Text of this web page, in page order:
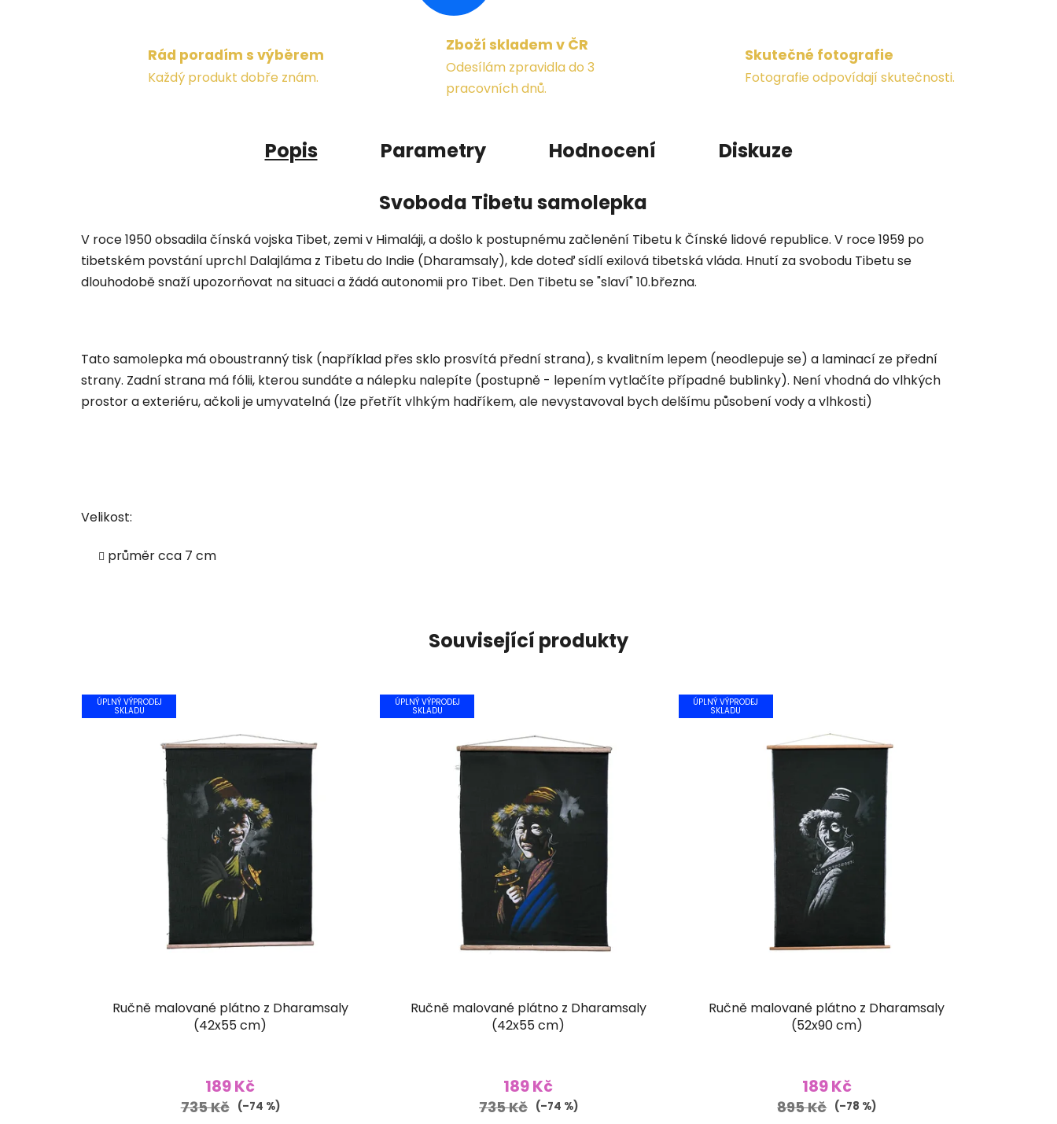
Rád poradím s výběrem
Každý produkt dobře znám.
Zboží skladem v ČR
Odesílám zpravidla do 3
pracovních dnů.
Skutečné fotografie
Fotografie odpovídají skutečnosti.
Popis Parametry Hodnocení
Diskuze
Svoboda Tibetu samolepka
V roce 1950 obsadila čínská vojska Tibet, zemi v Himaláji, a došlo k postupnému začlenění Tibetu k Čínské lidové republice. V roce 1959 po
tibetském povstání uprchl Dalajláma z Tibetu do Indie (Dharamsaly), kde doteď sídlí exilová tibetská vláda. Hnutí za svobodu Tibetu se
dlouhodobě snaží upozorňovat na situaci a žádá autonomii pro Tibet. Den Tibetu se "slaví" 10.března.
Tato samolepka má oboustranný tisk (například přes sklo prosvítá přední strana), s kvalitním lepem (neodlepuje se) a laminací ze přední
strany. Zadní strana má fólii, kterou sundáte a nálepku nalepíte (postupně - lepením vytlačíte případné bublinky). Není vhodná do vlhkých
prostor a exteriéru, ačkoli je umyvatelná (lze přetřít vlhkým hadříkem, ale nevystavoval bych delšímu působení vody a vlhkosti)
Velikost:
průměr cca 7 cm
Související produkty
ÚPLNÝ VÝPRODEJ
SKLADU
Ručně malované plátno z Dharamsaly
(42x55 cm)
189 Kč
735 Kč (–74 %)
ÚPLNÝ VÝPRODEJ
SKLADU
Ručně malované plátno z Dharamsaly
(42x55 cm)
189 Kč
735 Kč (–74 %)
ÚPLNÝ VÝPRODEJ
SKLADU
Ručně malované plátno z Dharamsaly
(52x90 cm)
189 Kč
895 Kč (–78 %)